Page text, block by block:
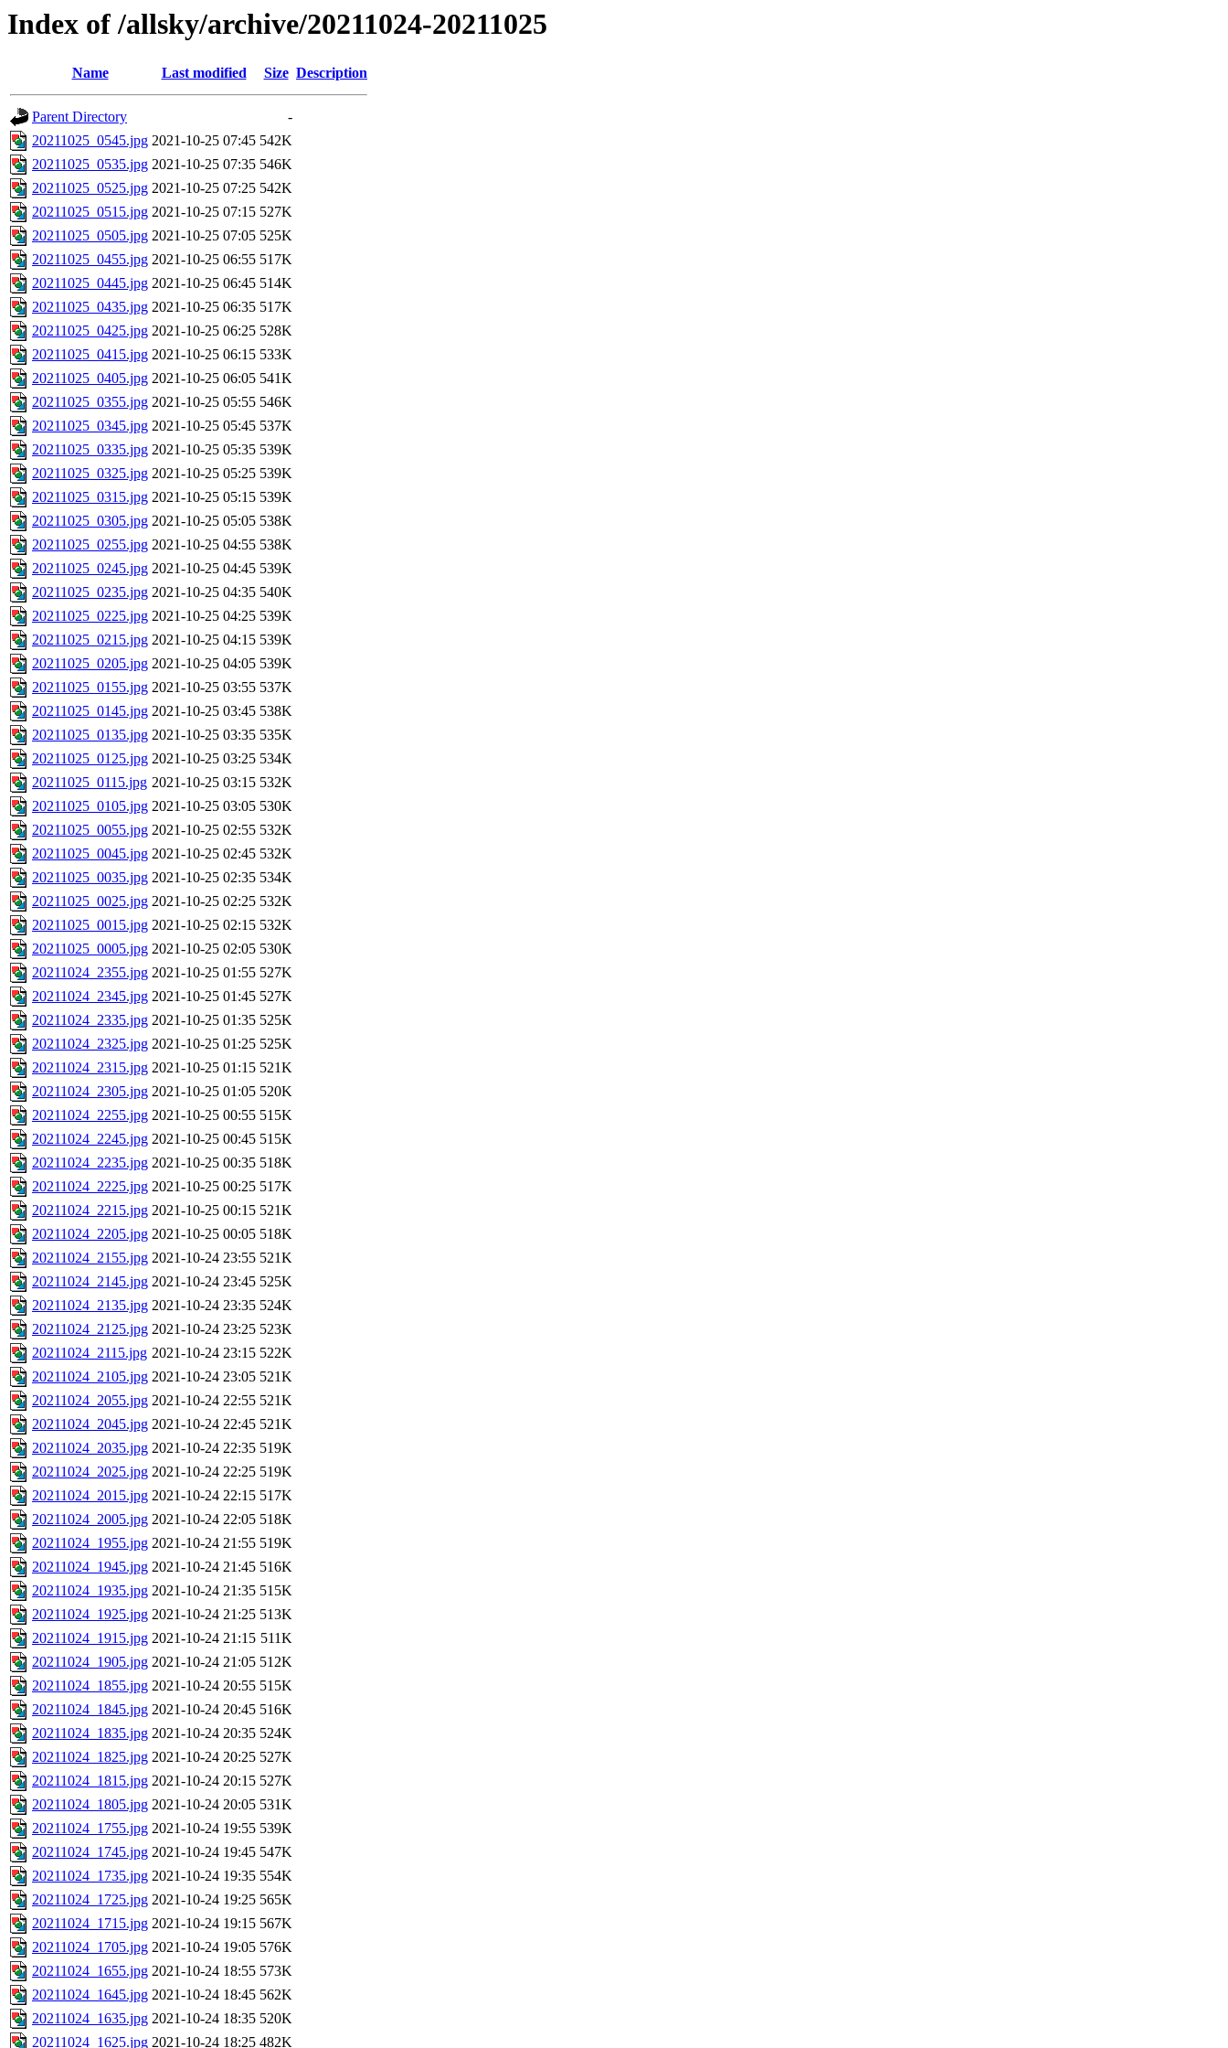
Index of /allsky/archive/20211024-20211025
Name Last modified Size Description
Parent Directory
-
20211025_0545.jpg 2021-10-25 07:45 542K
20211025_0535.jpg 2021-10-25 07:35 546K
20211025_0525.jpg 2021-10-25 07:25 542K
20211025_0515.jpg 2021-10-25 07:15 527K
20211025_0505.jpg 2021-10-25 07:05 525K
20211025_0455.jpg 2021-10-25 06:55 517K
20211025_0445.jpg 2021-10-25 06:45 514K
20211025_0435.jpg 2021-10-25 06:35 517K
20211025_0425.jpg 2021-10-25 06:25 528K
20211025_0415.jpg 2021-10-25 06:15 533K
20211025_0405.jpg 2021-10-25 06:05 541K
20211025_0355.jpg 2021-10-25 05:55 546K
20211025_0345.jpg 2021-10-25 05:45 537K
20211025_0335.jpg 2021-10-25 05:35 539K
20211025_0325.jpg 2021-10-25 05:25 539K
20211025_0315.jpg 2021-10-25 05:15 539K
20211025_0305.jpg 2021-10-25 05:05 538K
20211025_0255.jpg 2021-10-25 04:55 538K
20211025_0245.jpg 2021-10-25 04:45 539K
20211025_0235.jpg 2021-10-25 04:35 540K
20211025_0225.jpg 2021-10-25 04:25 539K
20211025_0215.jpg 2021-10-25 04:15 539K
20211025_0205.jpg 2021-10-25 04:05 539K
20211025_0155.jpg 2021-10-25 03:55 537K
20211025_0145.jpg 2021-10-25 03:45 538K
20211025_0135.jpg 2021-10-25 03:35 535K
20211025_0125.jpg 2021-10-25 03:25 534K
20211025_0115.jpg 2021-10-25 03:15 532K
20211025_0105.jpg 2021-10-25 03:05 530K
20211025_0055.jpg 2021-10-25 02:55 532K
20211025_0045.jpg 2021-10-25 02:45 532K
20211025_0035.jpg 2021-10-25 02:35 534K
20211025_0025.jpg 2021-10-25 02:25 532K
20211025_0015.jpg 2021-10-25 02:15 532K
20211025_0005.jpg 2021-10-25 02:05 530K
20211024_2355.jpg 2021-10-25 01:55 527K
20211024_2345.jpg 2021-10-25 01:45 527K
20211024_2335.jpg 2021-10-25 01:35 525K
20211024_2325.jpg 2021-10-25 01:25 525K
20211024_2315.jpg 2021-10-25 01:15 521K
20211024_2305.jpg 2021-10-25 01:05 520K
20211024_2255.jpg 2021-10-25 00:55 515K
20211024_2245.jpg 2021-10-25 00:45 515K
20211024_2235.jpg 2021-10-25 00:35 518K
20211024_2225.jpg 2021-10-25 00:25 517K
20211024_2215.jpg 2021-10-25 00:15 521K
20211024_2205.jpg 2021-10-25 00:05 518K
20211024_2155.jpg 2021-10-24 23:55 521K
20211024_2145.jpg 2021-10-24 23:45 525K
20211024_2135.jpg 2021-10-24 23:35 524K
20211024_2125.jpg 2021-10-24 23:25 523K
20211024_2115.jpg 2021-10-24 23:15 522K
20211024_2105.jpg 2021-10-24 23:05 521K
20211024_2055.jpg 2021-10-24 22:55 521K
20211024_2045.jpg 2021-10-24 22:45 521K
20211024_2035.jpg 2021-10-24 22:35 519K
20211024_2025.jpg 2021-10-24 22:25 519K
20211024_2015.jpg 2021-10-24 22:15 517K
20211024_2005.jpg 2021-10-24 22:05 518K
20211024_1955.jpg 2021-10-24 21:55 519K
20211024_1945.jpg 2021-10-24 21:45 516K
20211024_1935.jpg 2021-10-24 21:35 515K
20211024_1925.jpg 2021-10-24 21:25 513K
20211024_1915.jpg 2021-10-24 21:15 511K
20211024_1905.jpg 2021-10-24 21:05 512K
20211024_1855.jpg 2021-10-24 20:55 515K
20211024_1845.jpg 2021-10-24 20:45 516K
20211024_1835.jpg 2021-10-24 20:35 524K
20211024_1825.jpg 2021-10-24 20:25 527K
20211024_1815.jpg 2021-10-24 20:15 527K
20211024_1805.jpg 2021-10-24 20:05 531K
20211024_1755.jpg 2021-10-24 19:55 539K
20211024_1745.jpg 2021-10-24 19:45 547K
20211024_1735.jpg 2021-10-24 19:35 554K
20211024_1725.jpg 2021-10-24 19:25 565K
20211024_1715.jpg 2021-10-24 19:15 567K
20211024_1705.jpg 2021-10-24 19:05 576K
20211024_1655.jpg 2021-10-24 18:55 573K
20211024_1645.jpg 2021-10-24 18:45 562K
20211024_1635.jpg 2021-10-24 18:35 520K
20211024_1625.jpg 2021-10-24 18:25 482K